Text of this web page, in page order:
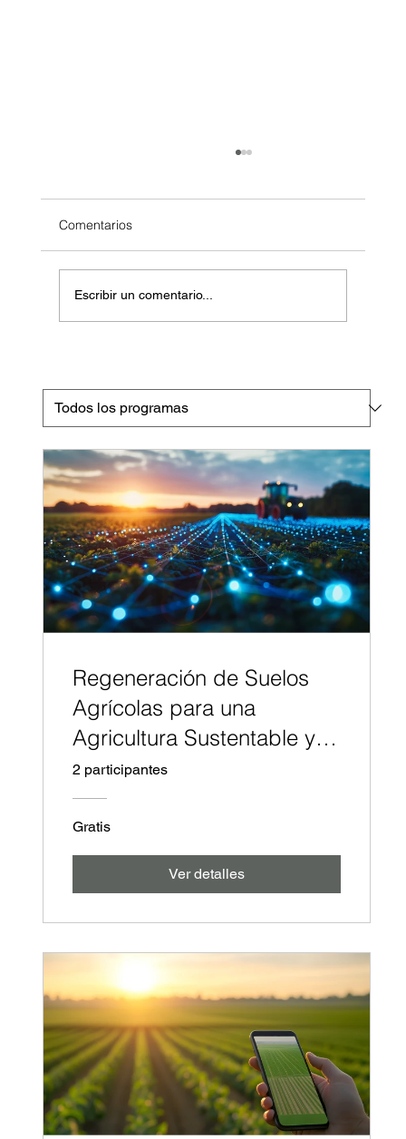
PELIGROS 2023
Comentarios
Escribir un comentario...
Regeneración de Suelos
Agrícolas para una
Agricultura Sustentable y
Rentable
2 participantes
Gratis
Ver detalles